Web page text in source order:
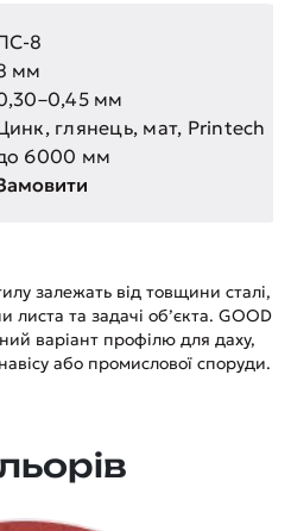
8
мм
мм
глянець, мат, Printech
6000 мм
залежать від товщини сталі,
листа та задачі об’єкта. GOOD
варіант профілю для даху,
або промислової споруди.